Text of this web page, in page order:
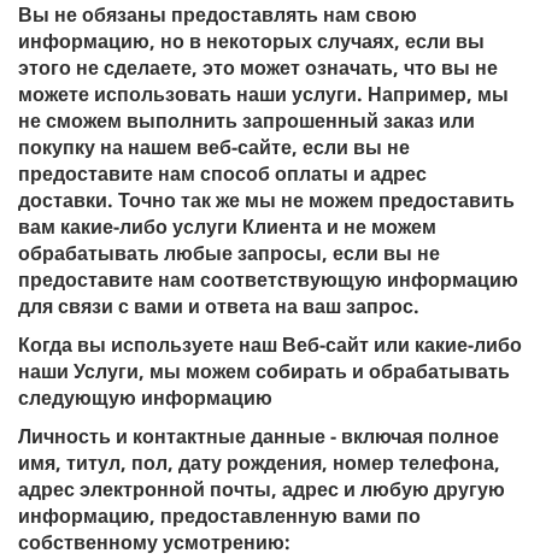
Вы не обязаны предоставлять нам свою
информацию, но в некоторых случаях, если вы
этого не сделаете, это может означать, что вы не
можете использовать наши услуги. Например, мы
не сможем выполнить запрошенный заказ или
покупку на нашем веб-сайте, если вы не
предоставите нам способ оплаты и адрес
доставки. Точно так же мы не можем предоставить
вам какие-либо услуги Клиента и не можем
обрабатывать любые запросы, если вы не
предоставите нам соответствующую информацию
для связи с вами и ответа на ваш запрос.
Когда вы используете наш Веб-сайт или какие-либо
наши Услуги, мы можем собирать и обрабатывать
следующую информацию
Личность и контактные данные - включая полное
имя, титул, пол, дату рождения, номер телефона,
адрес электронной почты, адрес и любую другую
информацию, предоставленную вами по
собственному усмотрению: